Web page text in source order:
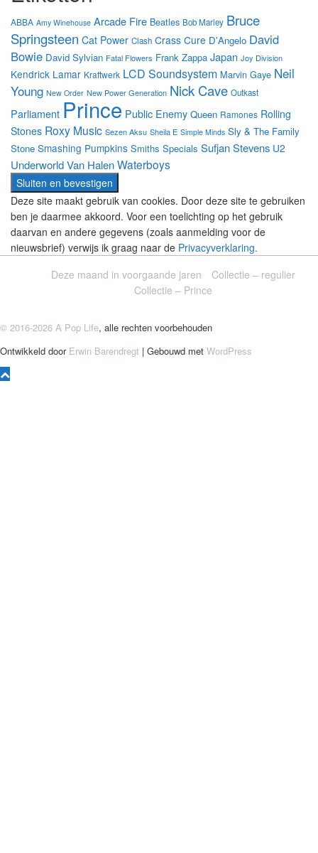
ABBA Amy Winehouse Arcade Fire Beatles Bob Marley Bruce
Springsteen Cat Power Clash Crass Cure D'Angelo David
Bowie David Sylvian Fatal Flowers Frank Zappa Japan Joy Division
Kendrick Lamar Kraftwerk LCD Soundsystem Marvin Gaye Neil
Young New Order New Power Generation Nick Cave Outkast
Parliament Prince Public Enemy Queen Ramones Rolling
Stones Roxy Music Sezen Aksu Sheila E Simple Minds Sly & The Family
Stone Smashing Pumpkins Smiths Specials Sufjan Stevens U2
UnderworldVan HalenWaterboys
Deze site maakt gebruik van cookies. Door deze site te gebruiken
ben je daarmee akkoord. Voor een toelichting op het gebruik
daarvan en andere gegevens (zoals aanmelding voor de
nieuwsbrief) verwijs ik graag naar de Privacyverklaring.
Deze maand in voorgaande jaren
Collectie – regulier
Collectie – Prince
© 2016-2026 A Pop Life, alle rechten voorbehouden
Ontwikkeld door Erwin Barendregt | Gebouwd met WordPress